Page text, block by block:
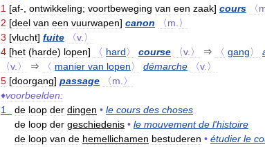
1 [af-, ontwikkeling; voortbeweging van een zaak] cours 〈
2 [deel van een vuurwapen] canon 〈m 〉
3 [vlucht] fuite 〈v. 〉
4 [het (harde) lopen] 〈 hard〉 course 〈v. 〉 ⇒ 〈 gang〉
〈v. 〉 ⇒ 〈 manier van lopen〉 démarche 〈v. 〉
5 [doorgang] passage 〈m 〉
♦voorbeelden:
1
de loop der dingen • le cours des choses
de loop der geschiedenis • le mouvement de l'histoire
de loop van de hemellichamen bestuderen • étudier le